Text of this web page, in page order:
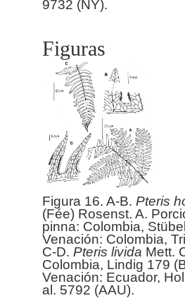
Figuras
Figura 16. A-B. Pteris
(Fée) Rosenst. A.
pinna: Colombia,
Venación: Colombia,
C-D. Pteris livida Mett.
Colombia, Lindig 179
Venación: Ecuador,
al. 5792 (AAU).